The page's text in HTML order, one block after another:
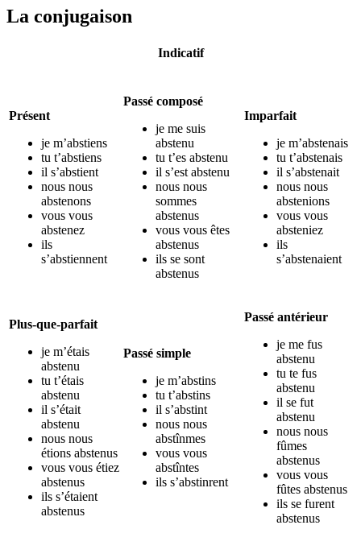
La conjugaison
Indicatif
Présent
je m’abstiens
tu t’abstiens
il s’abstient
nous nous
abstenons
vous vous
abstenez
ils
s’abstiennent
Passé composé
je me suis
abstenu
tu t’es abstenu
il s’est abstenu
nous nous
sommes
abstenus
vous vous êtes
abstenus
ils se sont
abstenus
Imparfait
je m’abstenais
tu t’abstenais
il s’abstenait
nous nous
abstenions
vous vous
absteniez
ils
s’abstenaient
Plus-que-parfait
je m’étais
abstenu
tu t’étais
abstenu
il s’était
abstenu
nous nous
étions abstenus
vous vous étiez
abstenus
ils s’étaient
abstenus
Passé simple
je m’abstins
tu t’abstins
il s’abstint
nous nous
abstînmes
vous vous
abstîntes
ils s’abstinrent
Passé antérieur
je me fus
abstenu
tu te fus
abstenu
il se fut
abstenu
nous nous
fûmes
abstenus
vous vous
fûtes abstenus
ils se furent
abstenus